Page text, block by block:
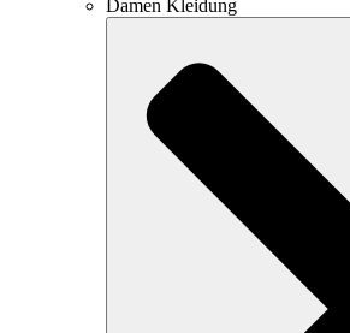
Damen Kleidung